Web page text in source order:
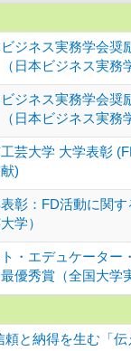
ジネス実務学会奨
日本ビジネス実務
ジネス実務学会奨
日本ビジネス実務
芸大学 大学表彰
)
彰：FD活動に関
学）
・エデュケーター
優秀賞（全国大学
頼と納得を生む「伝